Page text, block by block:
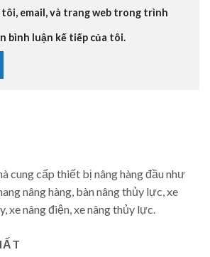
email, và trang web trong trình
bình luận kế tiếp của tôi.
cung cấp thiết bị nâng hàng đầu như
nâng hàng, bàn nâng thủy lực, xe
xe nâng điện, xe nâng thủy lực.